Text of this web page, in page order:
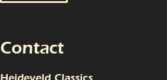
Contact